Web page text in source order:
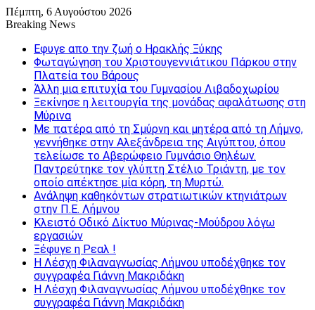
Πέμπτη, 6 Αυγούστου 2026
Breaking News
Εφυγε απο την ζωή o Ηρακλής Ξύκης
Φωταγώγηση του Χριστουγεννιάτικου Πάρκου στην
Πλατεία του Βάρους
Άλλη μια επιτυχία του Γυμνασίου Λιβαδοχωρίου
Ξεκίνησε η λειτουργία της μονάδας αφαλάτωσης στη
Μύρινα
Με πατέρα από τη Σμύρνη και μητέρα από τη Λήμνο,
γεννήθηκε στην Αλεξάνδρεια της Αιγύπτου, όπου
τελείωσε το Αβερώφειο Γυμνάσιο Θηλέων.
Παντρεύτηκε τον γλύπτη Στέλιο Τριάντη, με τον
οποίο απέκτησε μία κόρη, τη Μυρτώ.
Ανάληψη καθηκόντων στρατιωτικών κτηνιάτρων
στην Π.Ε. Λήμνου
Κλειστό Οδικό Δίκτυο Μύρινας-Μούδρου λόγω
εργασιών
Ξέφυγε η Ρεαλ !
Η Λέσχη Φιλαναγνωσίας Λήμνου υποδέχθηκε τον
συγγραφέα Γιάννη Μακριδάκη
Η Λέσχη Φιλαναγνωσίας Λήμνου υποδέχθηκε τον
συγγραφέα Γιάννη Μακριδάκη